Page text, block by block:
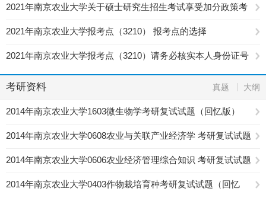
2021年南京农业大学关于硕士研究生招生考试享受加分政策考
生提交证明材料的通知
2021年南京农业大学报考点（3210） 报考点的选择
2021年南京农业大学报考点（3210）请务必核实本人身份证号
考研资料 真题 大纲
2014年南京农业大学1603微生物学考研复试试题（回忆版）
2014年南京农业大学0608农业与关联产业经济学 考研复试试题
（回忆版）
2014年南京农业大学0606农业经济管理综合知识 考研复试试题
（回忆版）
2014年南京农业大学0403作物栽培育种考研复试试题（回忆